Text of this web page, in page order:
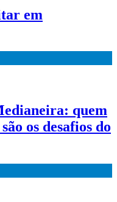
em
quem
os desafios do